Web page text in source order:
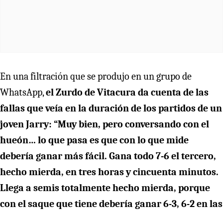
En una filtración que se produjo en un grupo de
WhatsApp,el Zurdo de Vitacura da cuenta de las
fallas que veía en la duración de los partidos de un
joven Jarry: “Muy bien, pero conversando con el
hueón… lo que pasa es que con lo que mide
debería ganar más fácil. Gana todo 7-6 el tercero,
hecho mierda, en tres horas y cincuenta minutos.
Llega a semis totalmente hecho mierda, porque
con el saque que tiene debería ganar 6-3, 6-2 en las